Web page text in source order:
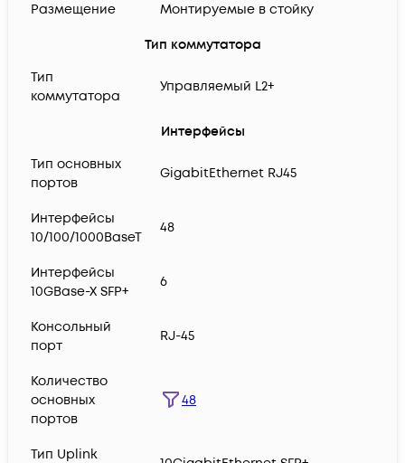
Размещение
Монтируемые в стойку
Тип коммутатора
Тип
коммутатора
Управляемый L2+
Интерфейсы
Тип основных
портов
GigabitEthernet RJ45
Интерфейсы
10/100/1000BaseT
48
Интерфейсы
10GBase-X SFP+
6
Консольный
порт
RJ-45
Количество
основных
портов
48
Тип Uplink